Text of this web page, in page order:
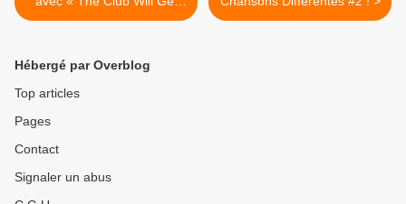
You » !
Hébergé par Overblog
Top articles
Pages
Contact
Signaler un abus